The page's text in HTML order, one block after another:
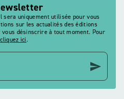
sera uniquement utilisée pour vous
sur les actualités des éditions
vous désinscrire à tout moment. Pour
cliquez ici.
send